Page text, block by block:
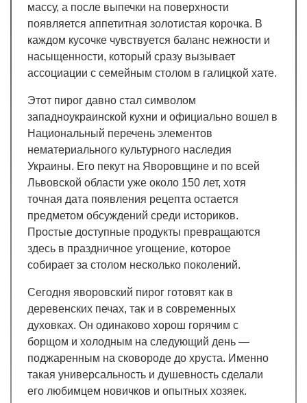
массу, а после выпечки на поверхности
появляется аппетитная золотистая корочка. В
каждом кусочке чувствуется баланс нежности и
насыщенности, который сразу вызывает
ассоциации с семейным столом в галицкой хате.
Этот пирог давно стал символом
западноукраинской кухни и официально вошел в
Национальный перечень элементов
нематериального культурного наследия
Украины. Его пекут на Яворовщине и по всей
Львовской области уже около 150 лет, хотя
точная дата появления рецепта остается
предметом обсуждений среди историков.
Простые доступные продукты превращаются
здесь в праздничное угощение, которое
собирает за столом несколько поколений.
Сегодня яворовский пирог готовят как в
деревенских печах, так и в современных
духовках. Он одинаково хорош горячим с
борщом и холодным на следующий день —
поджаренным на сковороде до хруста. Именно
такая универсальность и душевность сделали
его любимцем новичков и опытных хозяек.